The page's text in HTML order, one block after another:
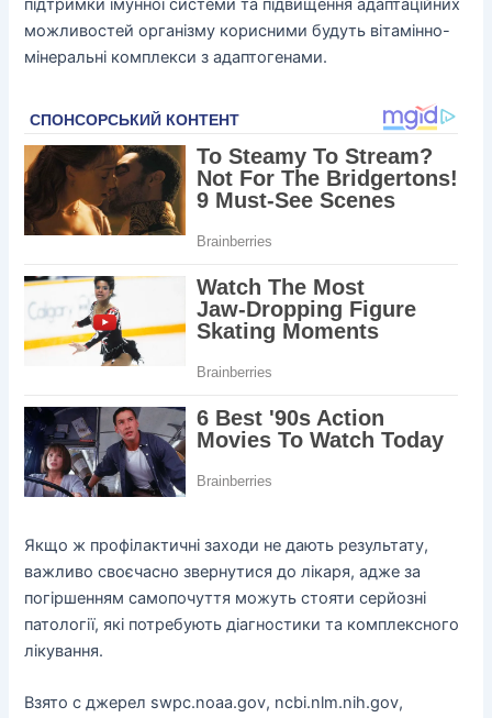
підтримки імунної системи та підвищення адаптаційних
можливостей організму корисними будуть вітамінно-
мінеральні комплекси з адаптогенами.
Якщо ж профілактичні заходи не дають результату,
важливо своєчасно звернутися до лікаря, адже за
погіршенням самопочуття можуть стояти серйозні
патології, які потребують діагностики та комплексного
лікування.
Взято с джерел swpc.noaa.gov, ncbi.nlm.nih.gov,